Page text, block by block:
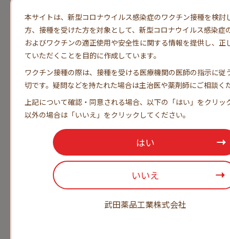
体調不安や発熱・下痢・嘔吐・発疹などの症状が
出てきた場合は、自宅で療養あるいは医療機関を
受診。
本サイトは、新型コロナウイルス感染症のワクチン接種を検討
方、接種を受けた方を対象として、新型コロナウイルス感染症
およびワクチンの適正使用や安全性に関する情報を提供し、正
ていただくことを目的に作成しています。​
ワクチン接種の際は、接種を受ける医療機関の医師の指示に従
切です。 疑問などを持たれた場合は主治医や薬剤師にご相談く
上記について確認・同意される場合、以下の「はい」をクリッ
以外の場合は「いいえ」をクリックしてください。​
はい
いいえ
武田薬品工業株式会社